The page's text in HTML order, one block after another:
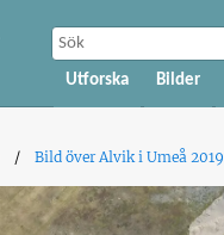
Utforska Bilder
Bild över Alvik i Umeå 2019